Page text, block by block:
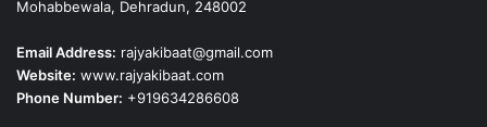
Mohabbewala, Dehradun, 248002
Email Address: rajyakibaat@gmail.com
Website: www.rajyakibaat.com
Phone Number: +919634286608